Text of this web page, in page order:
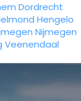
Dordrecht
Hengelo
Nijmegen
Veenendaal